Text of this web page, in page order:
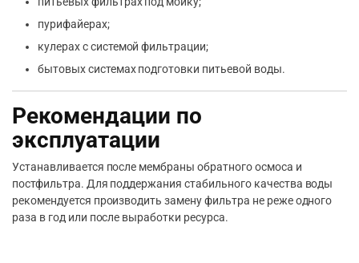
пурифайерах;
кулерах с системой фильтрации;
бытовых системах подготовки питьевой воды.
Рекомендации по
эксплуатации
Устанавливается после мембраны обратного осмоса и
постфильтра. Для поддержания стабильного качества воды
рекомендуется производить замену фильтра не реже одного
раза в год или после выработки ресурса.